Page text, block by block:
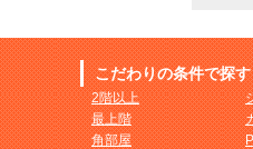
こだわりの条件で探す
2階以上
最上階
角部屋